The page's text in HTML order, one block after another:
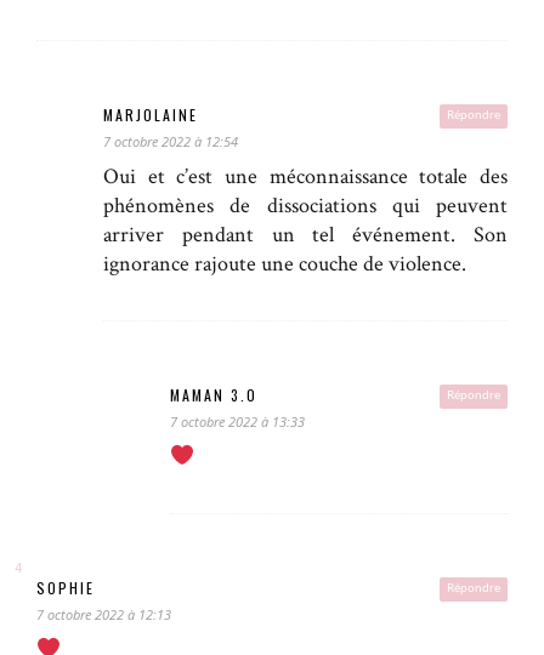
Répondre
MARJOLAINE
7 octobre 2022 à 12:54
Oui et c’est une méconnaissance totale des
phénomènes de dissociations qui peuvent
arriver pendant un tel événement. Son
ignorance rajoute une couche de violence.
Répondre
MAMAN 3.0
7 octobre 2022 à 13:33
Répondre
SOPHIE
7 octobre 2022 à 12:13